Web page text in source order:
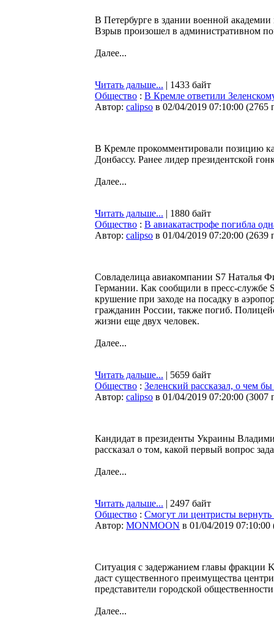
В Петербурге в здании военной
Взрыв произошел в административном
Далее...
Читать дальше... | 1433 байт
Общество : В Кремле ответили
Автор: calipso в 02/04/2019 07:10:00 (2765
В Кремле прокомментировали позицию
Донбассу. Ранее лидер президентской
Далее...
Читать дальше... | 1880 байт
Общество : В авиакатастрофе погибла
Автор: calipso в 01/04/2019 07:20:00 (2639
Совладелица авиакомпании S7 Наталья
Германии. Как сообщили в пресс-службе
крушение при заходе на посадку в
гражданин России, также погиб.
жизни еще двух человек.
Далее...
Читать дальше... | 5659 байт
Общество : Зеленский рассказал, о чем
Автор: calipso в 01/04/2019 07:20:00 (3007
Кандидат в президенты Украины
рассказал о том, какой первый вопрос
Далее...
Читать дальше... | 2497 байт
Общество : Смогут ли центристы вернуть
Автор: MONMOON в 01/04/2019 07:10:00
Ситуация с задержанием главы фракции
даст существенного преимущества
представители городской
Далее...